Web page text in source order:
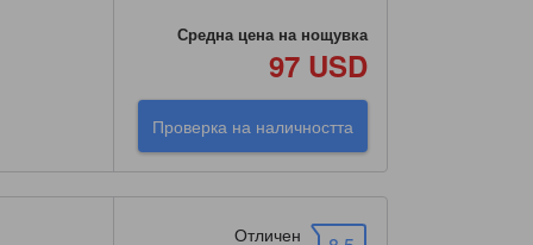
Средна цена на нощувка
97 USD
Проверка на наличността
Отличен